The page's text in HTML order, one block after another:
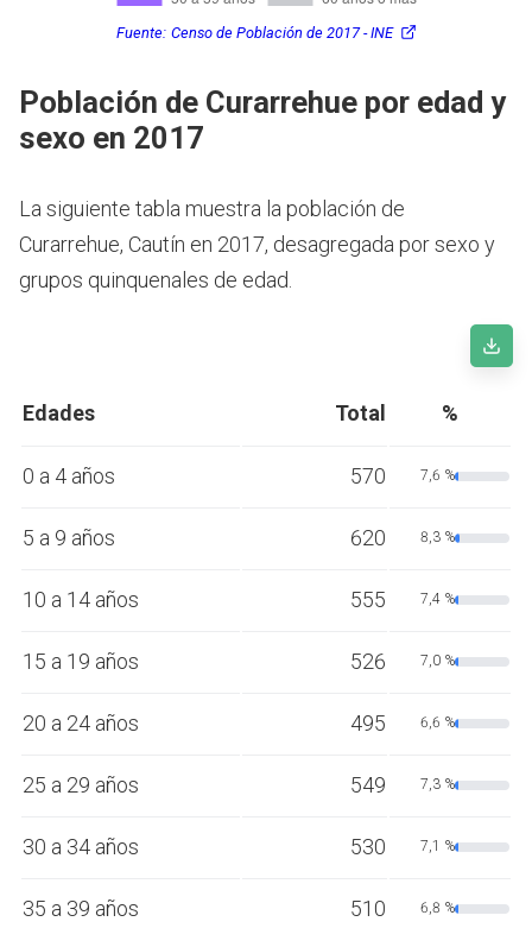
Fuente: Censo de Población de 2017 - INE
Población de Curarrehue por edad y
sexo en 2017
La siguiente tabla muestra la población de
Curarrehue, Cautín en 2017, desagregada por sexo y
grupos quinquenales de edad.
Edades Total %
0 a 4 años 570 7,6 %
5 a 9 años 620 8,3 %
10 a 14 años 555 7,4 %
15 a 19 años 526 7,0 %
20 a 24 años 495 6,6 %
25 a 29 años 549 7,3 %
30 a 34 años 530 7,1 %
35 a 39 años 510 6,8 %